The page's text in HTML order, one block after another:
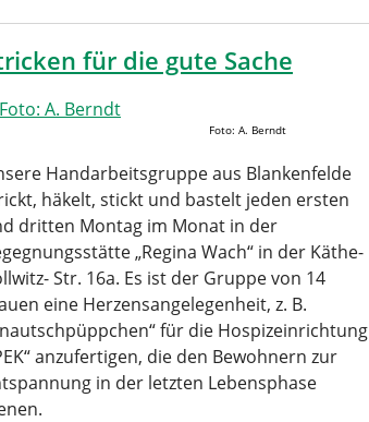
für die gute Sache
Foto: A. Berndt
Handarbeitsgruppe aus Blankenfelde
häkelt, stickt und bastelt jeden ersten
dritten Montag im Monat in der
„Regina Wach“ in der Käthe-
Str. 16a. Es ist der Gruppe von 14
eine Herzensangelegenheit, z. B.
für die Hospizeinrichtung
anzufertigen, die den Bewohnern zur
in der letzten Lebensphase